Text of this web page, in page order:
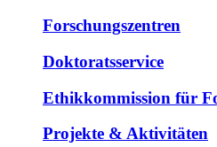
Forschungszentren
Doktoratsservice
Ethikkommission für
Projekte & Aktivitäten